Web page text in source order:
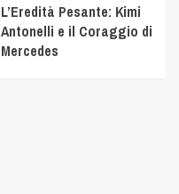
L’Eredità Pesante: Kimi
Antonelli e il Coraggio di
Mercedes